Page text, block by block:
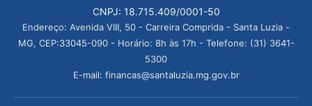
CNPJ: 18.715.409/0001-50
Endereço: Avenida VIII, 50 - Carreira Comprida - Santa Luzia -
MG, CEP:33045-090 - Horário: 8h às 17h - Telefone: (31) 3641-
5300
E-mail: financas@santaluzia.mg.gov.br